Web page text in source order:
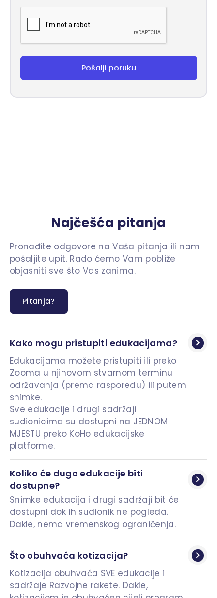
Najčešća pitanja
Pronađite odgovore na Vaša pitanja ili nam
pošaljite upit. Rado ćemo Vam pobliže
objasniti sve što Vas zanima.
Pitanja?
Kako mogu pristupiti edukacijama?
Edukacijama možete pristupiti ili preko
Zooma u njihovom stvarnom terminu
održavanja (prema rasporedu) ili putem
snimke.
Sve edukacije i drugi sadržaji
sudionicima su dostupni na JEDNOM
MJESTU preko KoHo edukacijske
platforme.
Koliko će dugo edukacije biti
dostupne?
Snimke edukacija i drugi sadržaji bit će
dostupni dok ih sudionik ne pogleda.
Dakle, nema vremenskog ograničenja.
Što obuhvaća kotizacija?
Kotizacija obuhvaća SVE edukacije i
sadržaje Razvojne rakete. Dakle,